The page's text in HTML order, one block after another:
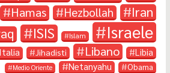
Hamas Hezbollah Iran
ISIS Islam Israele
Jihadisti Libano Libia
Medio Oriente Netanyahu Obama